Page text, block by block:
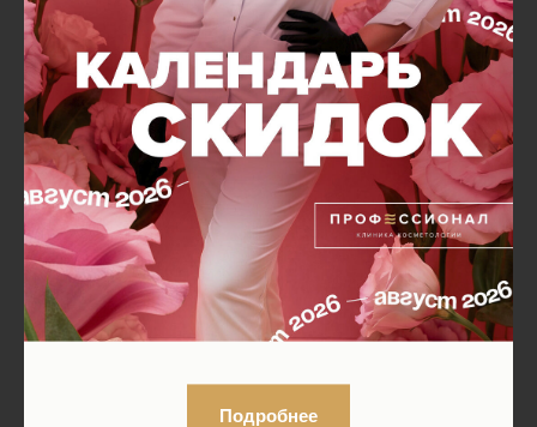
❗️ Важно: Индивидуальная потребность в нутриентах
разная. Идеальный старт - консультация со
специалистом и анализ дефицитов. Настоящая любовь -
Доктор Алёна СаромыцкаяПодробнее